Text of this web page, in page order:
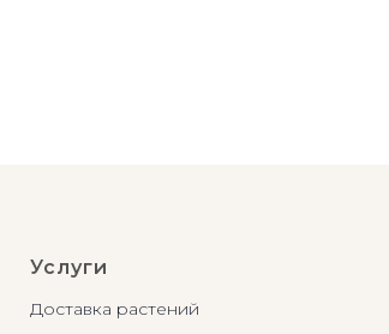
Услуги
Доставка растений